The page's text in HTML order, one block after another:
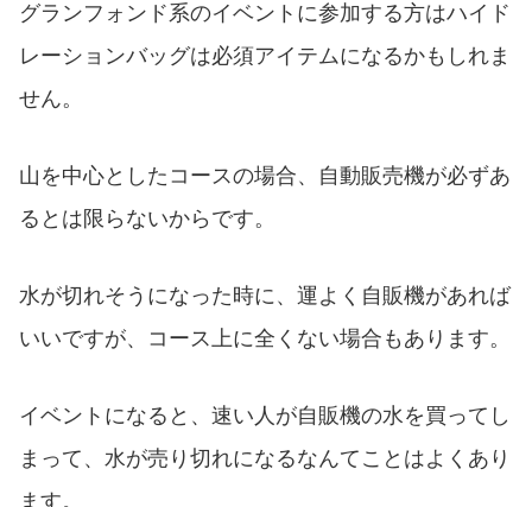
グランフォンド系のイベントに参加する方はハイド
レーションバッグは必須アイテムになるかもしれま
せん。
山を中心としたコースの場合、自動販売機が必ずあ
るとは限らないからです。
水が切れそうになった時に、運よく自販機があれば
いいですが、コース上に全くない場合もあります。
イベントになると、速い人が自販機の水を買ってし
まって、水が売り切れになるなんてことはよくあり
ます。